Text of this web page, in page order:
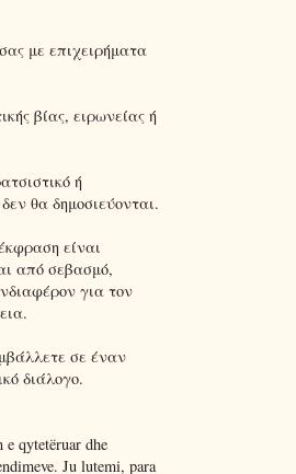
με επιχειρήματα
βίας, ειρωνείας ή
ή
θα δημοσιεύονται.
είναι
από σεβασμό,
για τον
σε έναν
διάλογο.
e qytetëruar dhe
Ju lutemi, para